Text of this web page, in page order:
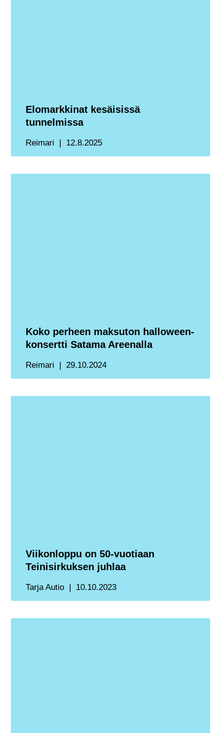
Elomarkkinat kesäisissä
tunnelmissa
Reimari 12.8.2025
Koko perheen maksuton halloween-
konsertti Satama Areenalla
Reimari 29.10.2024
Viikonloppu on 50-vuotiaan
Teinisirkuksen juhlaa
Tarja Autio 10.10.2023